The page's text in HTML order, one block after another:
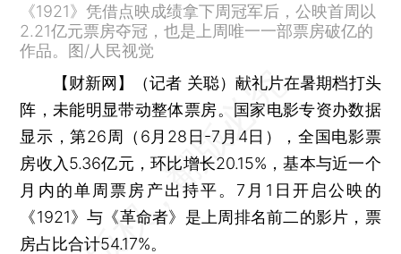
《1921》凭借点映成绩拿下周冠军后，公映首周以
2.21亿元票房夺冠，也是上周唯一一部票房破亿的
作品。图/人民视觉
【财新网】（记者 关聪） 献礼片在暑期档打头
阵，未能明显带动整体票房。国家电影专资办数据
显示，第26周（6月28日-7月4日），全国电影票
房收入5.36亿元，环比增长20.15%，基本与近一个
月内的单周票房产出持平。7月1日开启公映的
《1921》与《革命者》是上周排名前二的影片，票
房占比合计54.17%。